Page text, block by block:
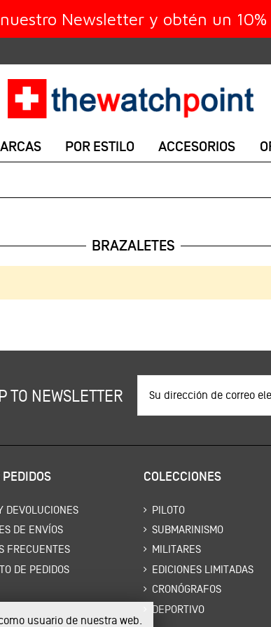
Newsletter y obtén un
POR ESTILO ACCESORIOS
BRAZALETES
TO NEWSLETTER
DEVOLUCIONES
DE ENVÍOS
FRECUENTES
DE PEDIDOS
COLECCIONES
PILOTO
SUBMARINISMO
MILITARES
EDICIONES LIMITADAS
CRONÓGRAFOS
DEPORTIVO
usuario de nuestra web.